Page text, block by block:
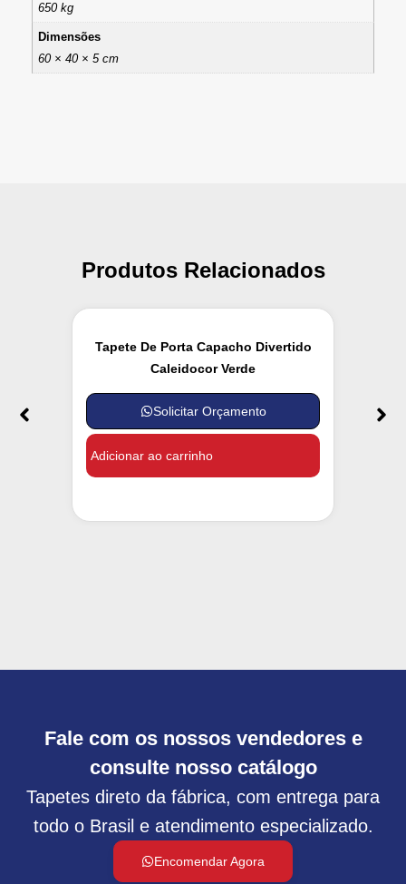
650 kg
Dimensões
60 × 40 × 5 cm
Produtos Relacionados
Tapete De Porta Capacho Divertido
Caleidocor Verde
Solicitar Orçamento
Adicionar ao carrinho
Fale com os nossos vendedores e
consulte nosso catálogo
Tapetes direto da fábrica, com entrega para
todo o Brasil e atendimento especializado.
Encomendar Agora